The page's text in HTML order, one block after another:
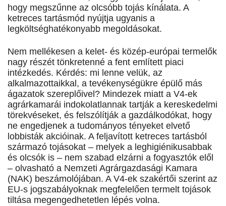
hogy megszűnne az olcsóbb tojás kínálata. A
ketreces tartásmód nyújtja ugyanis a
legköltséghatékonyabb megoldásokat.
Nem mellékesen a kelet- és közép-európai termelők
nagy részét tönkretenné a fent említett piaci
intézkedés. Kérdés: mi lenne velük, az
alkalmazottaikkal, a tevékenységükre épülő más
ágazatok szereplőivel? Mindezek miatt a V4-ek
agrárkamarái indokolatlannak tartják a kereskedelmi
törekvéseket, és felszólítják a gazdálkodókat, hogy
ne engedjenek a tudományos tényeket elvető
lobbisták akcióinak. A feljavított ketreces tartásból
származó tojásokat – melyek a leghigiénikusabbak
és olcsók is – nem szabad elzárni a fogyasztók elől
– olvasható a Nemzeti Agrárgazdasági Kamara
(NAK) beszámolójában. A V4-ek szakértői szerint az
EU-s jogszabályoknak megfelelően termelt tojások
tiltása megengedhetetlen lépés volna.